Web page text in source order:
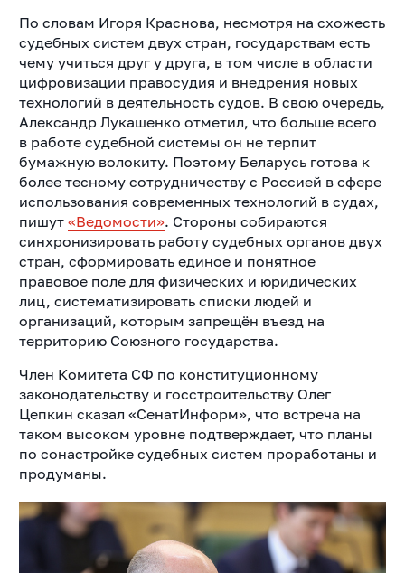
По словам Игоря Краснова, несмотря на схожесть
судебных систем двух стран, государствам есть
чему учиться друг у друга, в том числе в области
цифровизации правосудия и внедрения новых
технологий в деятельность судов. В свою очередь,
Александр Лукашенко отметил, что больше всего
в работе судебной системы он не терпит
бумажную волокиту. Поэтому Беларусь готова к
более тесному сотрудничеству с Россией в сфере
использования современных технологий в судах,
пишут «Ведомости». Стороны собираются
синхронизировать работу судебных органов двух
стран, сформировать единое и понятное
правовое поле для физических и юридических
лиц, систематизировать списки людей и
организаций, которым запрещён въезд на
территорию Союзного государства.
Член Комитета СФ по конституционному
законодательству и госстроительству Олег
Цепкин сказал «СенатИнформ», что встреча на
таком высоком уровне подтверждает, что планы
по сонастройке судебных систем проработаны и
продуманы.